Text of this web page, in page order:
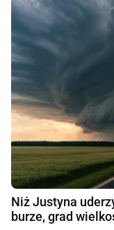
Niż Justyna
burze, grad